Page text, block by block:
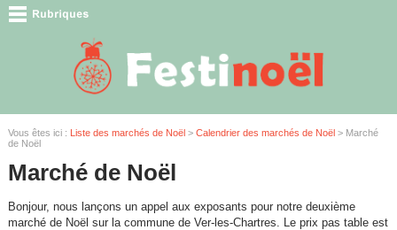
Vous êtes ici : Liste des marchés de Noël> Calendrier des marchés de Noël> Marché
de Noël
Marché de Noël
Bonjour, nous lançons un appel aux exposants pour notre deuxième
marché de Noël sur la commune de Ver-les-Chartres. Le prix pas table est